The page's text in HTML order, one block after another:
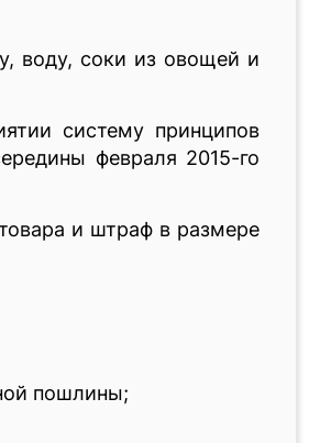
воду, соки из овощей и
систему принципов
февраля 2015-го
и штраф в размере
пошлины;